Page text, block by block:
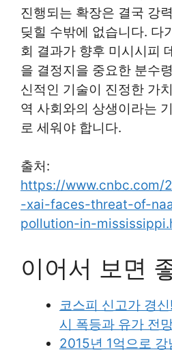
진행되는 확장은 결국 강
딪힐 수밖에 없습니다. 다
회 결과가 향후 미시시피
을 결정지을 중요한 분수
신적인 기술이 진정한 가
역 사회와의 상생이라는
로 세워야 합니다.
출처:
https://www.cnbc.com/
-xai-faces-threat-of-
pollution-in-
이어서 보면
코스피 신고가 경
시 폭등과 유가 전
2015년 1억으로